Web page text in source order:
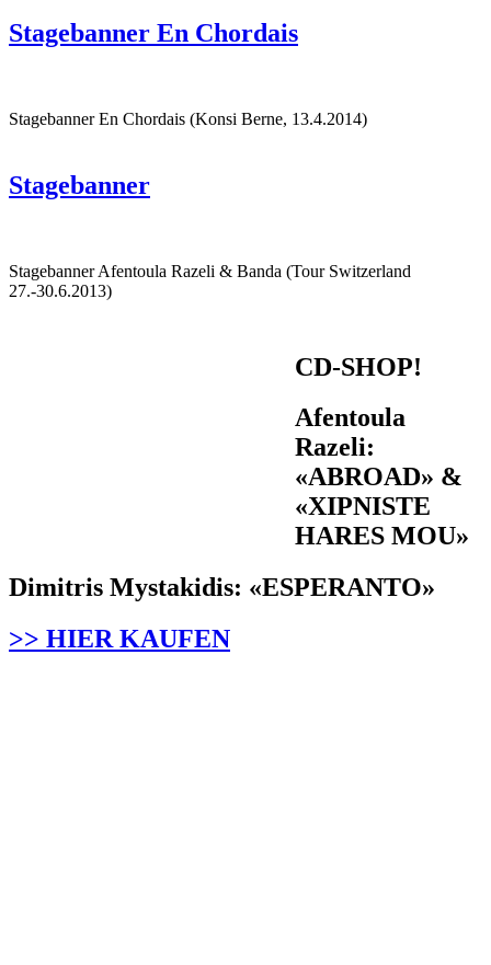
Stagebanner En Chordais
Stagebanner En Chordais (Konsi Berne, 13.4.2014)
Stagebanner
Stagebanner Afentoula Razeli & Banda (Tour Switzerland
27.-30.6.2013)
CD-SHOP!
Afentoula
Razeli:
«ABROAD» &
«XIPNISTE
HARES MOU»
Dimitris Mystakidis: «ESPERANTO»
>> HIER KAUFEN